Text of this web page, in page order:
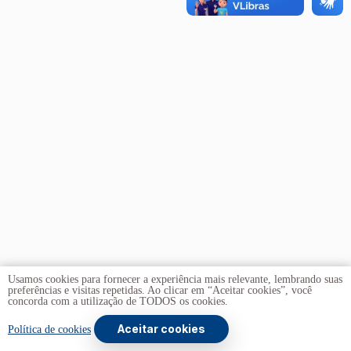
Copyright © 2026 - Universidade de Brasília
. Todos os
Usamos cookies para fornecer a experiência mais relevante, lembrando suas
preferências e visitas repetidas. Ao clicar em “Aceitar cookies”, você
concorda com a utilização de TODOS os cookies.
Política de cookies Aceitar cookies